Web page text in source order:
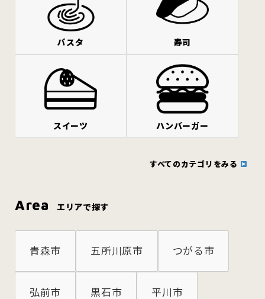
パスタ 寿司
スイーツ ハンバーガー
すべてのカテゴリをみる
Area エリアで探す
青森市 五所川原市 つがる市
弘前市 黒石市 平川市